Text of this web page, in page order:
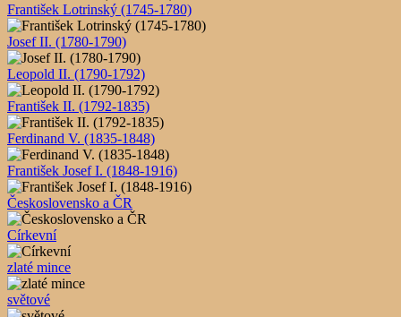
František Lotrinský (1745-1780)
Josef II. (1780-1790)
Leopold II. (1790-1792)
František II. (1792-1835)
Ferdinand V. (1835-1848)
František Josef I. (1848-1916)
Československo a ČR
Církevní
zlaté mince
světové